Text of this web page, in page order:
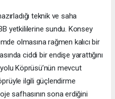
teknik ve saha
yetkililerine sundu. Konsey
olmasına rağmen kalıcı bir
ciddi bir endişe yarattığını
Köprüsü’nün mevcut
ilgili güçlendirme
safhasının sona erdiğini